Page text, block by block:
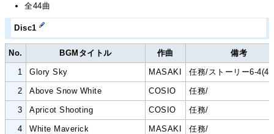
全44曲
Disc1
No. BGMタイトル 作曲 備考
1 Glory Sky MASAKI 任務/ストーリー6-
2 Above Snow White COSIO 任務/
3 Apricot Shooting COSIO 任務/
4 White Maverick MASAKI 任務/